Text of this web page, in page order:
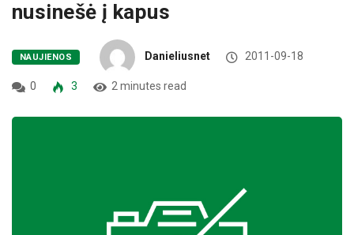
nusinešė į kapus
NAUJIENOS Danieliusnet 2011-09-18
0 3 2 minutes read